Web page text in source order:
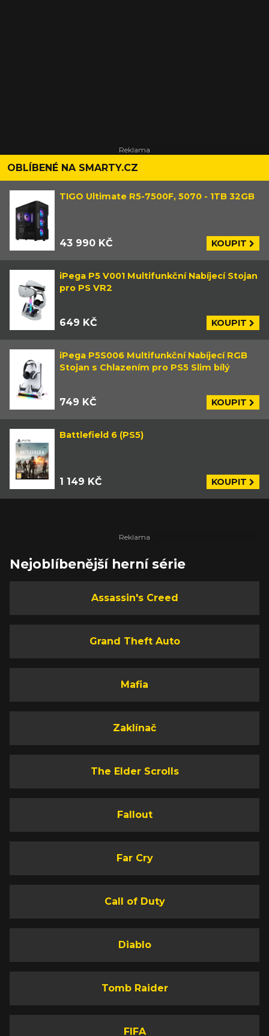
OBLÍBENÉ NA SMARTY.CZ
TIGO Ultimate R5-7500F, 5070 - 1TB 32GB
43 990 KČ KOUPIT
iPega P5 V001 Multifunkční Nabíjecí Stojan
pro PS VR2
649 KČ KOUPIT
iPega P5S006 Multifunkční Nabíjecí RGB
Stojan s Chlazením pro PS5 Slim bílý
749 KČ KOUPIT
Battlefield 6 (PS5)
1 149 KČ KOUPIT
Nejoblíbenější herní série
Assassin's Creed
Grand Theft Auto
Mafia
Zaklínač
The Elder Scrolls
Fallout
Far Cry
Call of Duty
Diablo
Tomb Raider
FIFA